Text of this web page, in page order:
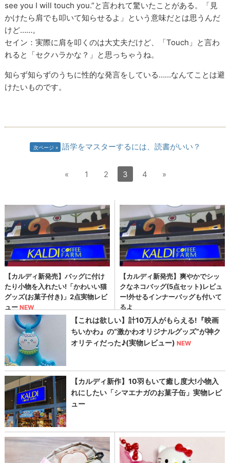
see you I will touch you.”と言われて驚いたことがある。「見
かけたら肩でも叩いて知らせるよ」という意味だとは思うんだ
けど……。
セイン：実際に肩を叩くのは大丈夫だけど、「Touch」と言わ
れると「セクハラかな？」と思っちゃうね。
知らず知らずのうちに性的な発言をしている……なんてことは避
けたいものです。
次ページ 語学をマスターするには、読書がいい？
« 1 2 3 4 »